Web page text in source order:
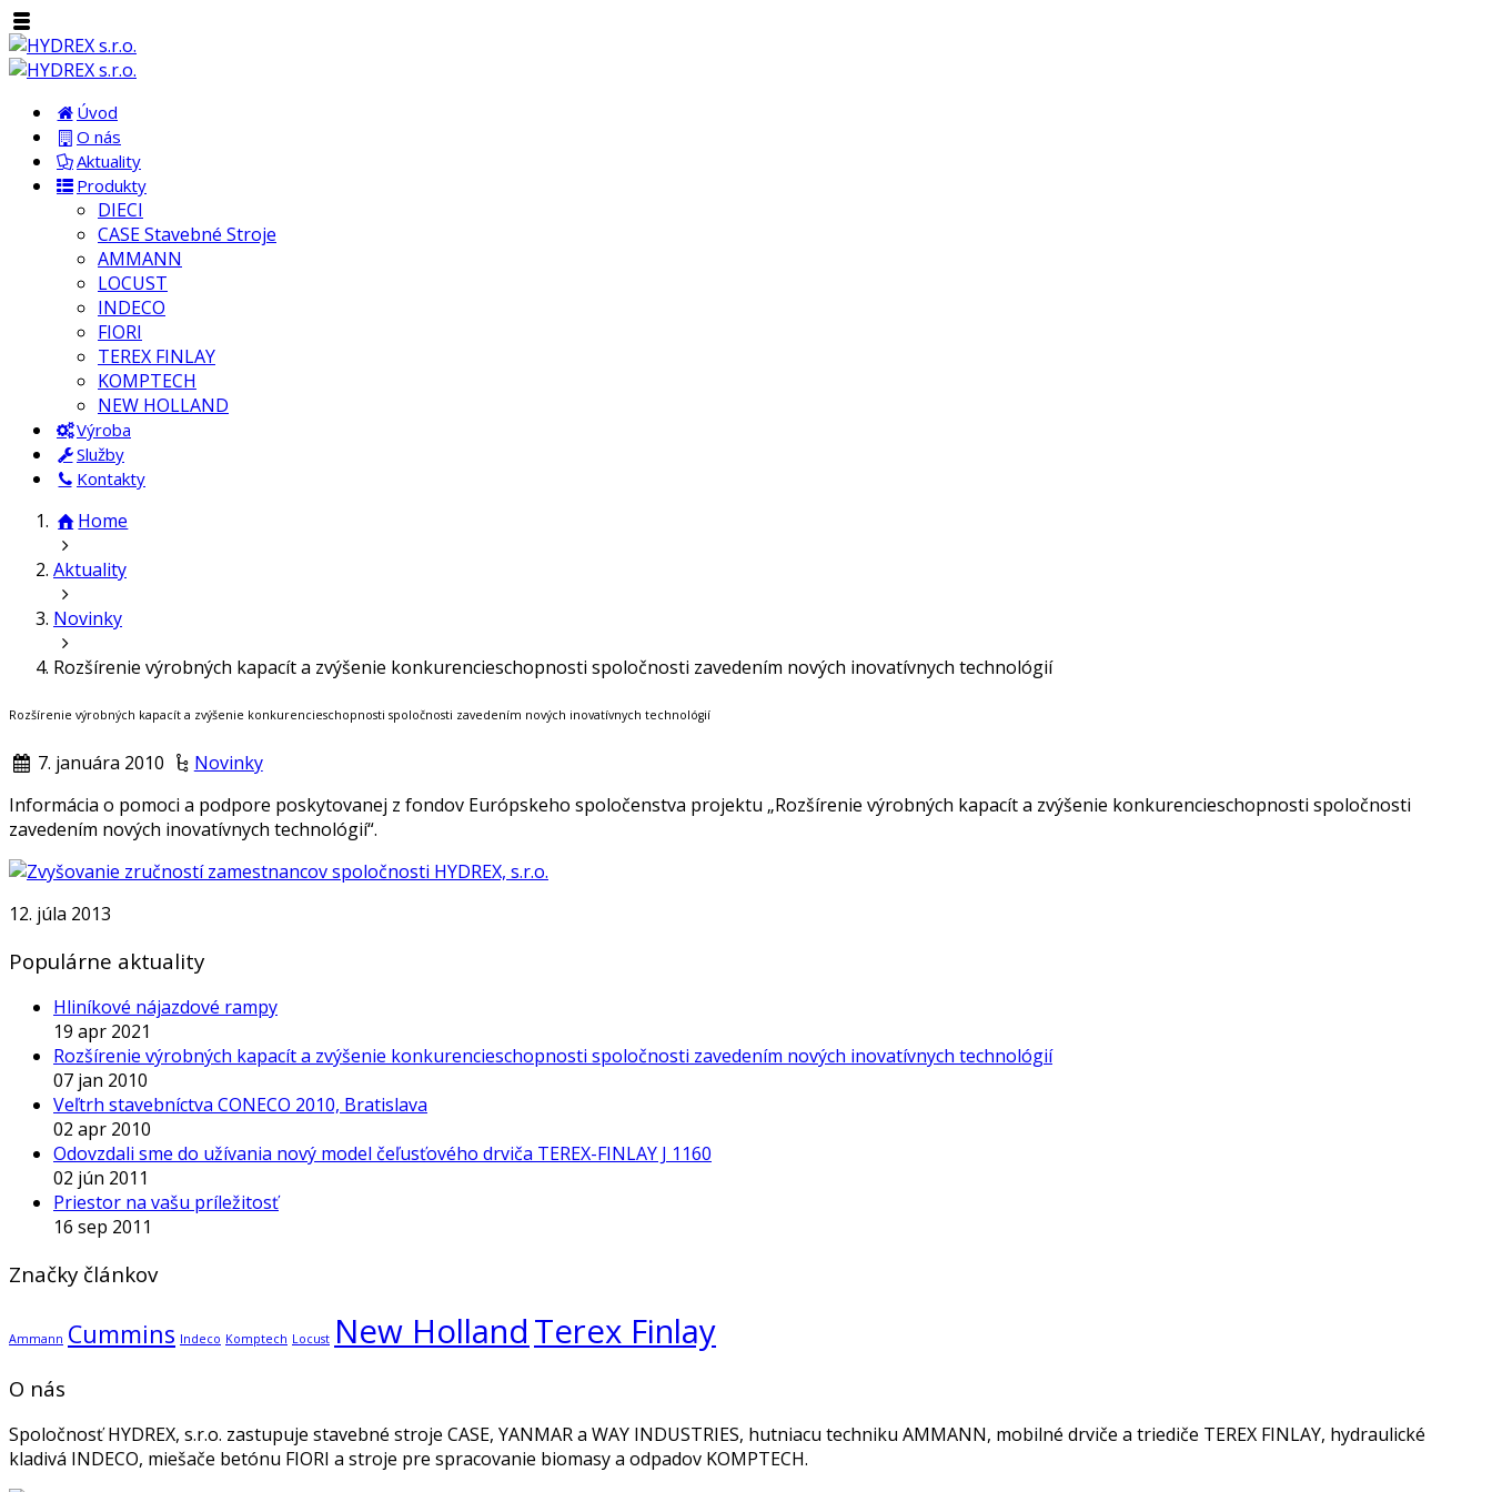
Úvod
O nás
Aktuality
Produkty
DIECI
CASE Stavebné Stroje
AMMANN
LOCUST
INDECO
FIORI
TEREX FINLAY
KOMPTECH
NEW HOLLAND
Výroba
Služby
Kontakty
Home
Aktuality
Novinky
Rozšírenie výrobných kapacít a zvýšenie konkurencieschopnosti spoločnosti zavedením nových inovatívnych technológií
Rozšírenie výrobných kapacít a zvýšenie konkurencieschopnosti spoločnosti zavedením nových inovatívnych technológií
7. januára 2010
Novinky
Informácia o pomoci a podpore poskytovanej z fondov Európskeho spoločenstva projektu „Rozšírenie výrobných kapacít a zvýšenie konkurencieschopnosti spoločnosti
zavedením nových inovatívnych technológií“.
12. júla 2013
Populárne aktuality
Hliníkové nájazdové rampy
19 apr 2021
Rozšírenie výrobných kapacít a zvýšenie konkurencieschopnosti spoločnosti zavedením nových inovatívnych technológií
07 jan 2010
Veľtrh stavebníctva CONECO 2010, Bratislava
02 apr 2010
Odovzdali sme do užívania nový model čeľusťového drviča TEREX-FINLAY J 1160
02 jún 2011
Priestor na vašu príležitosť
16 sep 2011
Značky článkov
Ammann Cummins Indeco Komptech Locust New Holland Terex Finlay
O nás
Spoločnosť HYDREX, s.r.o. zastupuje stavebné stroje CASE, YANMAR a WAY INDUSTRIES, hutniacu techniku AMMANN, mobilné drviče a triediče TEREX FINLAY, hydraulické
kladivá INDECO, miešače betónu FIORI a stroje pre spracovanie biomasy a odpadov KOMPTECH.